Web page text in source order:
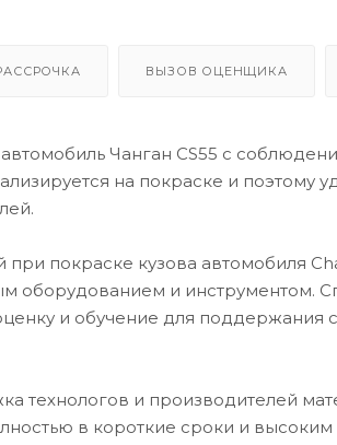
ВЫЗОВ ОЦЕНЩИКА
Чанган CS55 с
на покраске и поэтому
покраске кузова автомобиля
и инструментом.
и обучение для поддержания
технологов и производителей
в короткие сроки и высоким